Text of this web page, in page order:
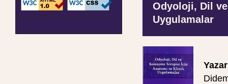
Odyoloji, Dil
Uygulamalar